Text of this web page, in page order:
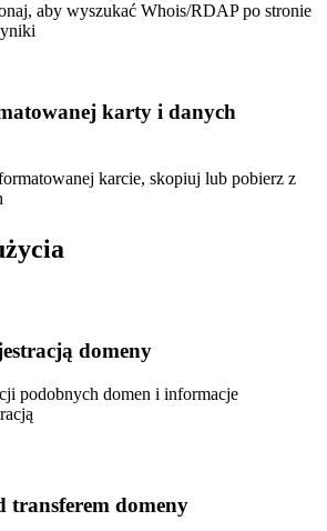
aby wyszukać Whois/RDAP po stronie
karty i danych
karcie, skopiuj lub pobierz z
domeny
podobnych domen i informacje
transferem domeny